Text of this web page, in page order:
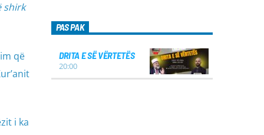
shirk
që
i ka
PAS PAK
DRITA E SË VËRTETËS
20:00